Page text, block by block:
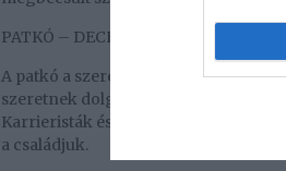
PATKÓ – DECEMBER 22 – JANUÁR 20.
A patkó a szerencse szimbóluma. A
szeretnek dolgozni. A családjuk
Karrieristák és nem állnak ellen a
a családjuk.